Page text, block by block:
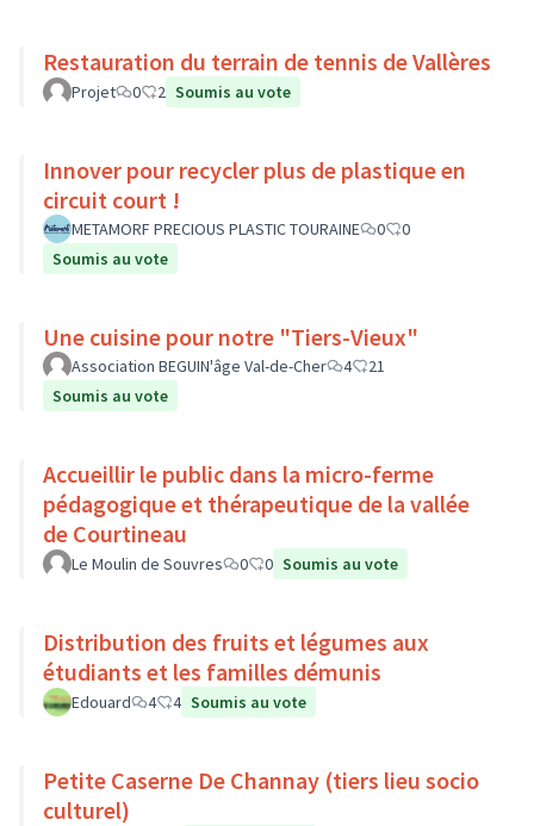
Restauration du terrain de tennis de Vallères
Projet 0 2 Soumis au vote
Innover pour recycler plus de plastique en
circuit court !
METAMORF PRECIOUS PLASTIC TOURAINE 0
0
Soumis au vote
Une cuisine pour notre "Tiers-Vieux"
Association BEGUIN'âge Val-de-Cher 4
21
Soumis au vote
Accueillir le public dans la micro-ferme
pédagogique et thérapeutique de la vallée
de Courtineau
Le Moulin de Souvres 0 0 Soumis au vote
Distribution des fruits et légumes aux
étudiants et les familles démunis
Edouard 4 4 Soumis au vote
Petite Caserne De Channay (tiers lieu socio
culturel)